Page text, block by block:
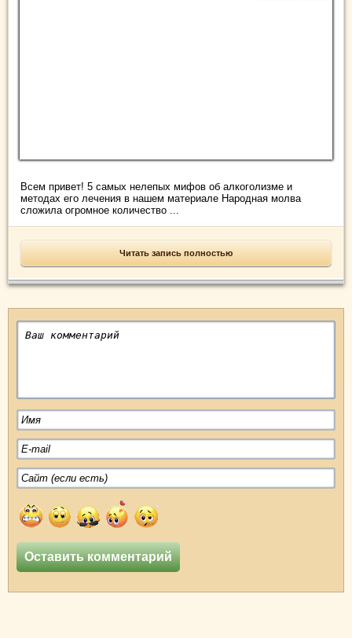
Всем привет! 5 самых нелепых мифов об алкоголизме и
методах его лечения в нашем материале Народная молва
сложила огромное количество ...
Читать запись полностью